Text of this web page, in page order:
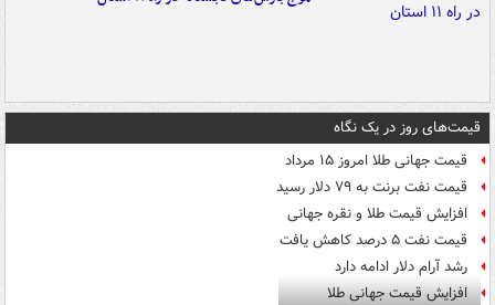
قیمت‌های روز در یک نگاه
قیمت جهانی طلا امروز ۱۵ مرداد
قیمت نفت برنت به ۷۹ دلار رسید
افزایش قیمت طلا و نقره جهانی
قیمت نفت ۵ درصد کاهش یافت
رشد آرام دلار ادامه دارد
افزایش قیمت جهانی طلا